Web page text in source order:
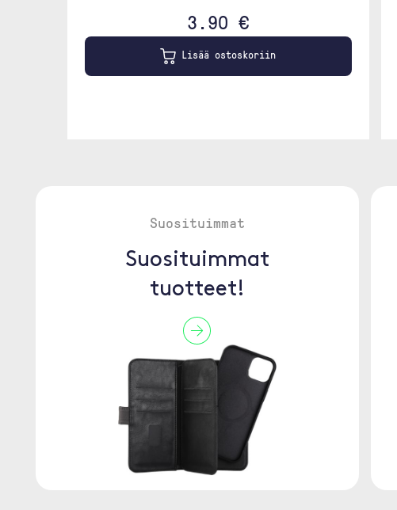
3.90 €
Lisää ostoskoriin
Suosituimmat
Suosituimmat
tuotteet!